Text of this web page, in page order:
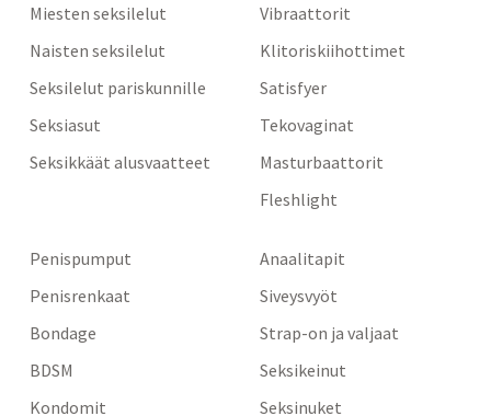
Miesten seksilelut
Naisten seksilelut
Seksilelut pariskunnille
Seksiasut
Seksikkäät alusvaatteet
Vibraattorit
Klitoriskiihottimet
Satisfyer
Tekovaginat
Masturbaattorit
Fleshlight
Penispumput
Penisrenkaat
Bondage
BDSM
Kondomit
Anaalitapit
Siveysvyöt
Strap-on ja valjaat
Seksikeinut
Seksinuket